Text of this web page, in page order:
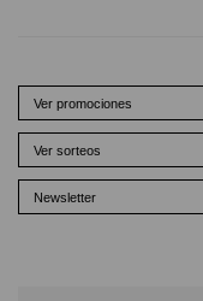
Ver promociones
Ver sorteos
Newsletter